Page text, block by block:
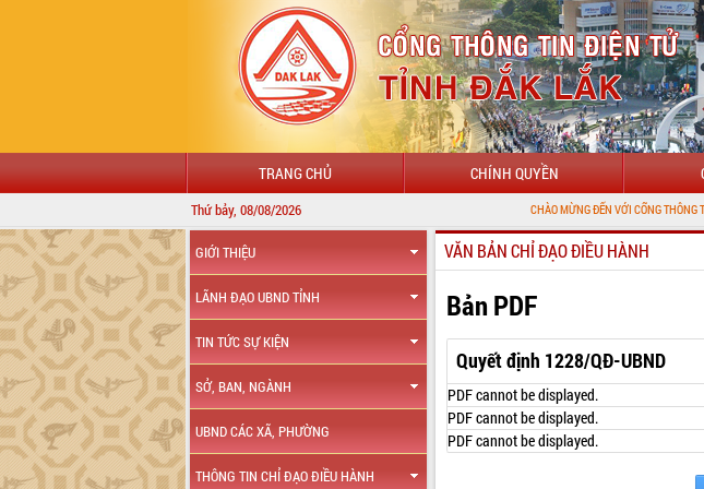
TRANG CHỦ CHÍNH QUYỀN
Thứ bảy, 08/08/2026 CHÀO MỪNG ĐẾN VỚI CỔNG THÔNG TIN ĐIỆN TỬ
GIỚI THIỆU
LÃNH ĐẠO UBND TỈNH
TIN TỨC SỰ KIỆN
SỞ, BAN, NGÀNH
UBND CÁC XÃ, PHƯỜNG
THÔNG TIN CHỈ ĐẠO ĐIỀU HÀNH
VĂN BẢN CHỈ ĐẠO ĐIỀU HÀNH
Bản PDF
Quyết định 1228/QĐ-UBND
PDF cannot be displayed.
PDF cannot be displayed.
PDF cannot be displayed.